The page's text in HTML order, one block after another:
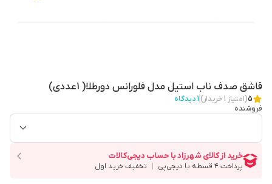
قاشق صدف ناب استیل مدل فلورانس دورطلا( 1عددی)
5(امتیاز 1خریدار) 1دیدگاه
فروشنده